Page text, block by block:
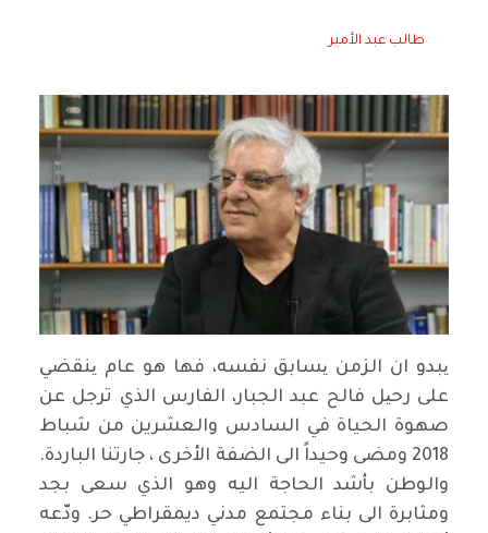
طالب عبد الأمير
یبدو ان الزمن یسابق نفسه، فها هو عام ینقضي
على رحیل فالح عبد الجبار، الفارس الذي ترجل عن
صهوة الحياة في السادس والعشرين من شباط
2018 ومضى وحيداً الى الضفة الأخرى ، جارتنا الباردة.
والوطن بأشد الحاجة اليه وهو الذي سعى بجد
ومثابرة الى بناء مجتمع مدني ديمقراطي حر. ودّعه